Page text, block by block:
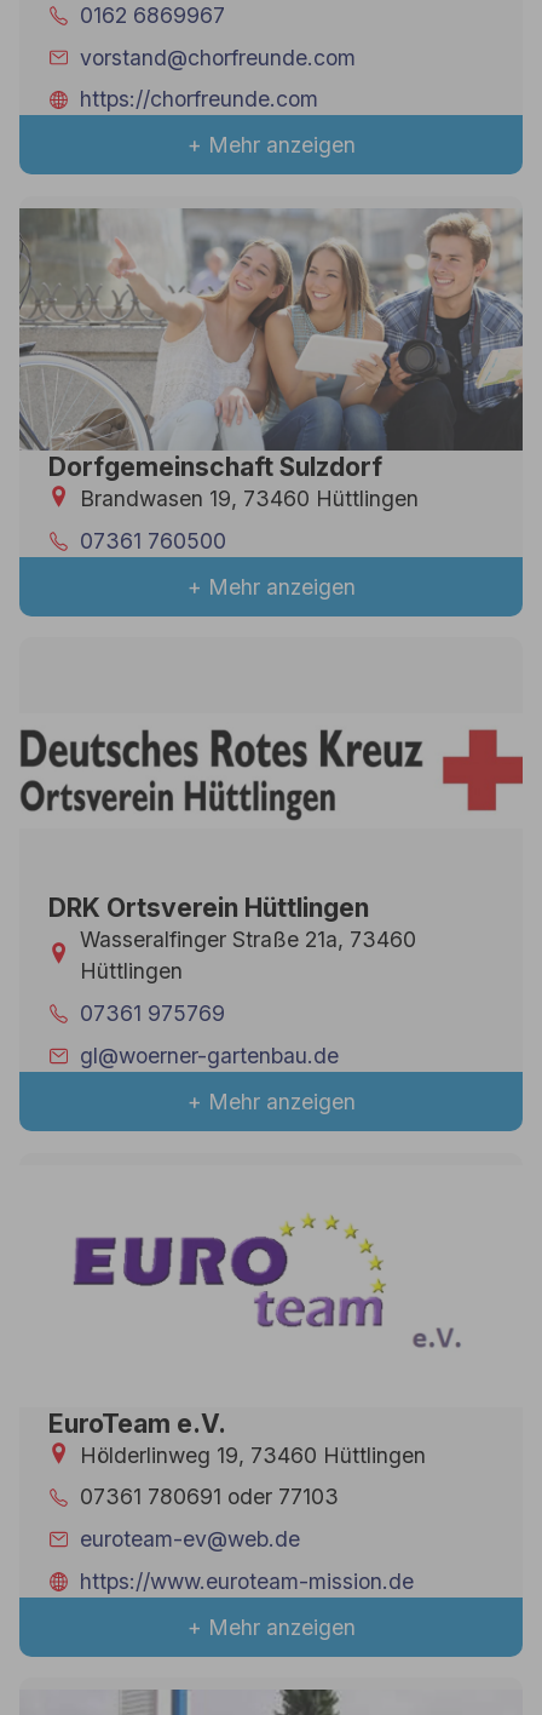
0162 6869967
vorstand@chorfreunde.com
https://chorfreunde.com
+ Mehr anzeigen
Dorfgemeinschaft Sulzdorf
Brandwasen 19, 73460 Hüttlingen
07361 760500
+ Mehr anzeigen
DRK Ortsverein Hüttlingen
Wasseralfinger Straße 21a, 73460
Hüttlingen
07361 975769
gl@woerner-gartenbau.de
+ Mehr anzeigen
EuroTeam e.V.
Hölderlinweg 19, 73460 Hüttlingen
07361 780691 oder 77103
euroteam-ev@web.de
https://www.euroteam-mission.de
+ Mehr anzeigen